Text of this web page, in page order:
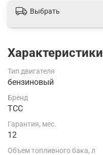
Выбрать
Характеристики
Тип двигателя
бензиновый
Бренд
ТСС
Гарантия, мес.
12
Объем топливного бака, л